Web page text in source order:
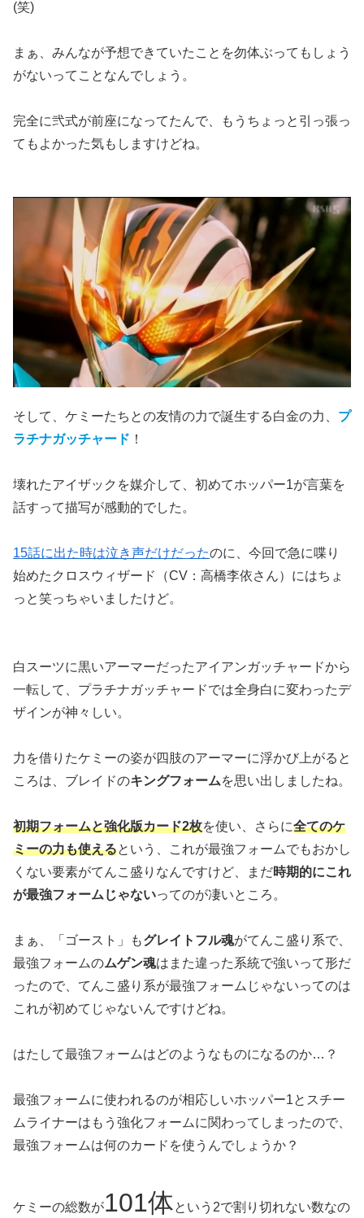
(笑)
まぁ、みんなが予想できていたことを勿体ぶってもしょう
がないってことなんでしょう。
完全に弐式が前座になってたんで、もうちょっと引っ張っ
てもよかった気もしますけどね。
そして、ケミーたちとの友情の力で誕生する白金の力、 プ
ラチナガッチャード ！
壊れたアイザックを媒介して、初めてホッパー1が言葉を
話すって描写が感動的でした。
15話に出た時は泣き声だけだったのに、今回で急に喋り
始めたクロスウィザード（CV：高橋李依さん）にはちょ
っと笑っちゃいましたけど。
白スーツに黒いアーマーだったアイアンガッチャードから
一転して、プラチナガッチャードでは全身白に変わったデ
ザインが神々しい。
力を借りたケミーの姿が四肢のアーマーに浮かび上がると
ころは、ブレイドのキングフォームを思い出しましたね。
初期フォームと強化版カード2枚を使い、さらに全てのケ
ミーの力も使えるという、これが最強フォームでもおかし
くない要素がてんこ盛りなんですけど、まだ時期的にこれ
が最強フォームじゃないってのが凄いところ。
まぁ、「ゴースト」もグレイトフル魂がてんこ盛り系で、
最強フォームのムゲン魂はまた違った系統で強いって形だ
ったので、てんこ盛り系が最強フォームじゃないってのは
これが初めてじゃないんですけどね。
はたして最強フォームはどのようなものになるのか…？
最強フォームに使われるのが相応しいホッパー1とスチー
ムライナーはもう強化フォームに関わってしまったので、
最強フォームは何のカードを使うんでしょうか？
ケミーの総数が101体という2で割り切れない数なの